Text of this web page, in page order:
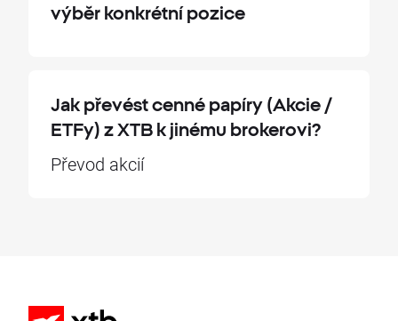
výběr konkrétní pozice
Jak převést cenné papíry (Akcie /
ETFy) z XTB k jinému brokerovi?
Převod akcií